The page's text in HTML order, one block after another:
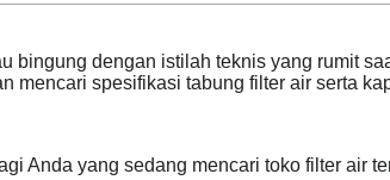
bingung dengan istilah teknis yang rumit
mencari spesifikasi tabung filter air serta
Anda yang sedang mencari toko filter air